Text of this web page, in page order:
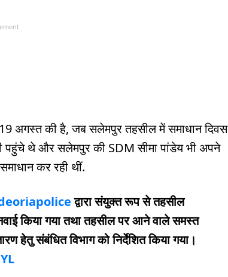
अगस्त की है, जब सलेमपुर तहसील में समाधान दिवस
पहुंचे थे और सलेमपुर की SDM सीमा पांडेय भी अपने
कर रही थीं.
द्वारा संयुक्त रूप से तहसील
किया गया तथा तहसील पर आने वाले समस्त
हेतु संबंधित विभाग को निर्देशित किया गया।